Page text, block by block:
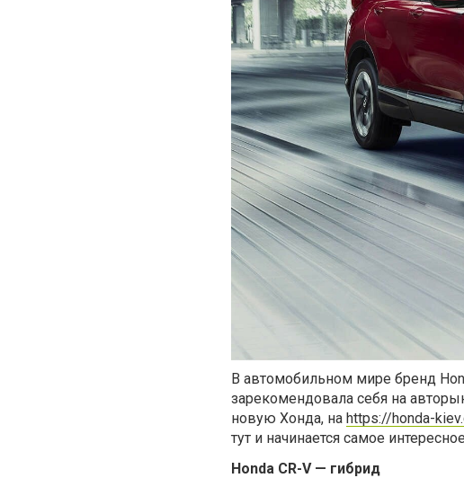
В автомобильном мире бренд
зарекомендовала себя на
новую Хонда, на https://honda-
тут и начинается самое
Honda CR-V — гибрид